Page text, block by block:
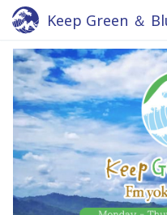
Keep Green ＆